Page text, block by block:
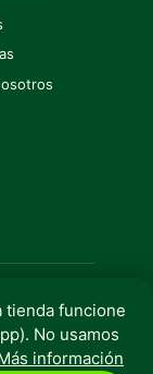
tienda funcione
No usamos
información